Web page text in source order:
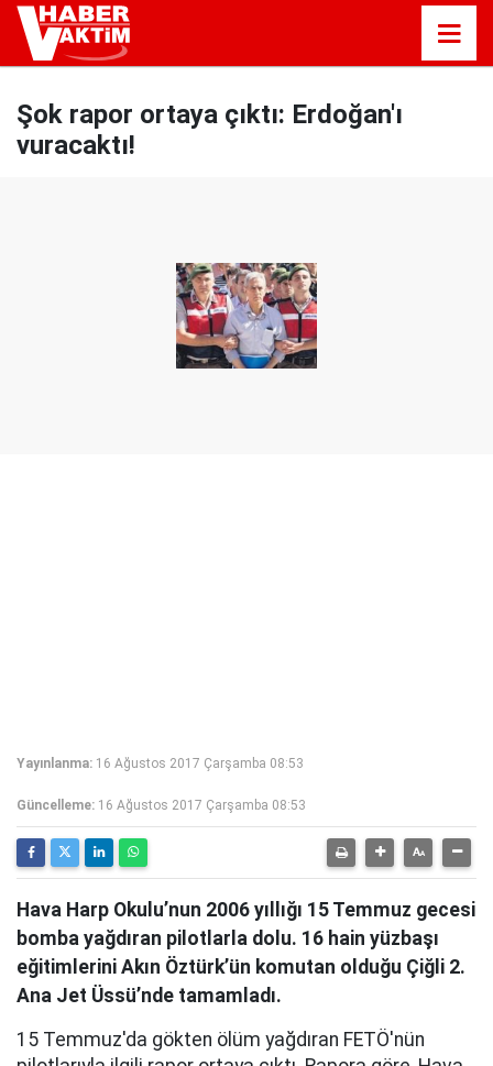
Şok rapor ortaya çıktı: Erdoğan'ı
vuracaktı!
Yayınlanma: 16 Ağustos 2017 Çarşamba 08:53
Güncelleme: 16 Ağustos 2017 Çarşamba 08:53
Hava Harp Okulu’nun 2006 yıllığı 15 Temmuz gecesi
bomba yağdıran pilotlarla dolu. 16 hain yüzbaşı
eğitimlerini Akın Öztürk’ün komutan olduğu Çiğli 2.
Ana Jet Üssü’nde tamamladı.
15 Temmuz'da gökten ölüm yağdıran FETÖ'nün